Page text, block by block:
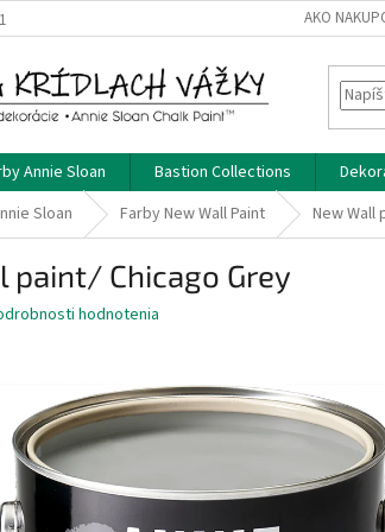
AKO
Annie Sloan Bastion Collections
Sloan Farby New Wall Paint New Wall
paint/ Chicago Grey
hodnotenia